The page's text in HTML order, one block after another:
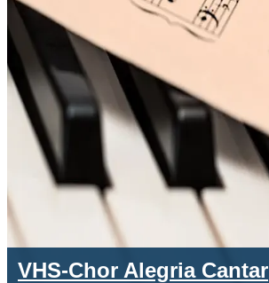
VHS-Chor Alegria Cantar